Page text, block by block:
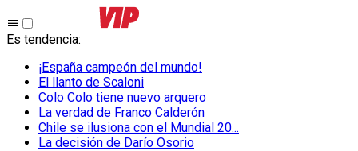
Es tendencia:
¡España campeón del mundo!
El llanto de Scaloni
Colo Colo tiene nuevo arquero
La verdad de Franco Calderón
Chile se ilusiona con el Mundial 20...
La decisión de Darío Osorio